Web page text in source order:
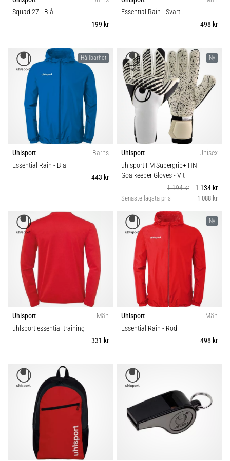
6
Nike
Phantom
fotbollsskorna
precision,
kontroll
kraft
spelare
som…
Visa
alla
artiklar
Sport
Vikt (g)
Squad 27 - Blå
199 kr
Essential Rain - Svart
498 kr
Hållbarhet
Uhlsport
Barns
Essential Rain - Blå
443 kr
Ny
Uhlsport
Unisex
uhlsport FM Supergrip+ HN
Goalkeeper Gloves- Vit
1 194 kr
1 134 kr
Senaste lägsta pris 1 088 kr
Uhlsport
Män
uhlsport essential training
331 kr
Ny
Uhlsport
Män
Essential Rain - Röd
498 kr